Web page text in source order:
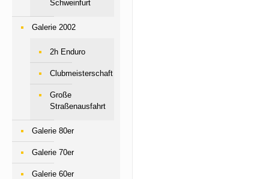
Schweinfurt
Galerie 2002
2h Enduro
Clubmeisterschaft
Große
Straßenausfahrt
Galerie 80er
Galerie 70er
Galerie 60er